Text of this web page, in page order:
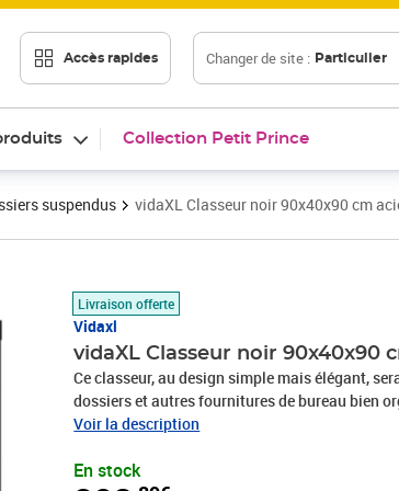
Accès rapides Changer de site : Particulier
Collection Petit Prince
suspendus vidaXL Classeur noir 90x40x90 cm
Livraison offerte
Vidaxl
vidaXL Classeur noir 90x40x90
Ce classeur, au design simple mais élégant,
dossiers et autres fournitures de bureau bien
un matériau exceptionnellement dur et
rouille, la corrosion et l'usure. Fabriqué en acier
Voir la description
En stock
Prix 208,89€